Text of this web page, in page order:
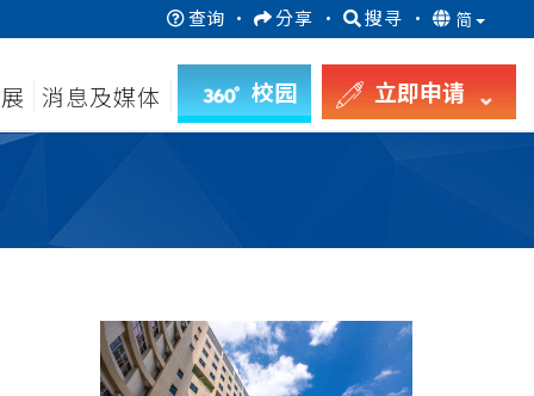
查询 · 分享 · 搜寻 · 简
消息及媒体 校园 立即申请